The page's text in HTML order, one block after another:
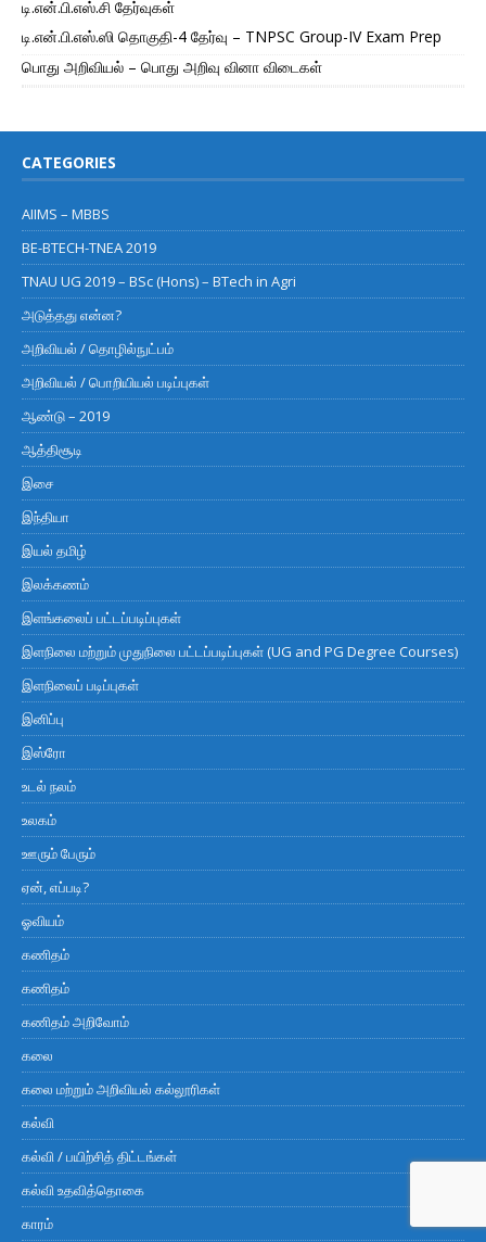
டி.என்.பி.எஸ்.சி தேர்வுகள்
டி.என்.பி.எஸ்.ஸி தொகுதி-4 தேர்வு – TNPSC Group-IV Exam Prep
பொது அறிவியல் – பொது அறிவு வினா விடைகள்
CATEGORIES
AIIMS – MBBS
BE-BTECH-TNEA 2019
TNAU UG 2019 – BSc (Hons) – BTech in Agri
அடுத்தது என்ன?
அறிவியல் / தொழில்நுட்பம்
அறிவியல் / பொறியியல் படிப்புகள்
ஆண்டு – 2019
ஆத்திசூடி
இசை
இந்தியா
இயல் தமிழ்
இலக்கணம்
இளங்கலைப் பட்டப்படிப்புகள்
இளநிலை மற்றும் முதுநிலை பட்டப்படிப்புகள் (UG and PG Degree Courses)
இளநிலைப் படிப்புகள்
இனிப்பு
இஸ்ரோ
உடல் நலம்
உலகம்
ஊரும் பேரும்
ஏன், எப்படி?
ஓவியம்
கணிதம்
கணிதம்
கணிதம் அறிவோம்
கலை
கலை மற்றும் அறிவியல் கல்லூரிகள்
கல்வி
கல்வி / பயிற்சித் திட்டங்கள்
கல்வி உதவித்தொகை
காரம்